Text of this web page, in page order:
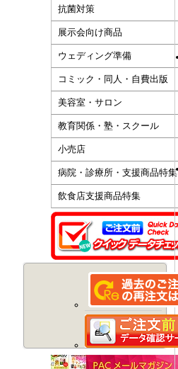
抗菌対策
展示会向け商品
ウェディング準備
コミック・同人・自費出版
美容室・サロン
教育関係・塾・スクール
小売店
病院・診療所・支援商品特集
飲食店支援商品特集